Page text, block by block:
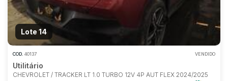
Lote 14
COD. 40137 VENDIDO
Utilitário
CHEVROLET / TRACKER LT 1.0 TURBO 12V 4P AUT FLEX 2024/2025